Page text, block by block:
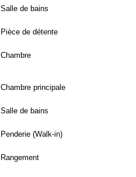
Salle de bains
Pièce de détente
Chambre
Chambre principale
Salle de bains
Penderie (Walk-in)
Rangement